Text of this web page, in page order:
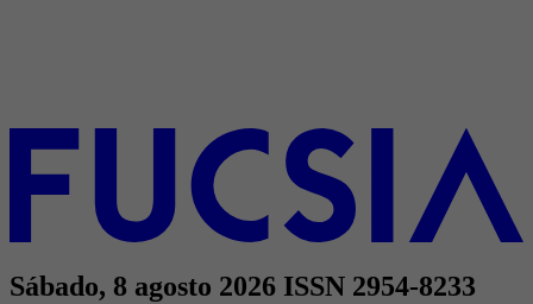
Sábado, 8 agosto 2026 ISSN 2954-8233